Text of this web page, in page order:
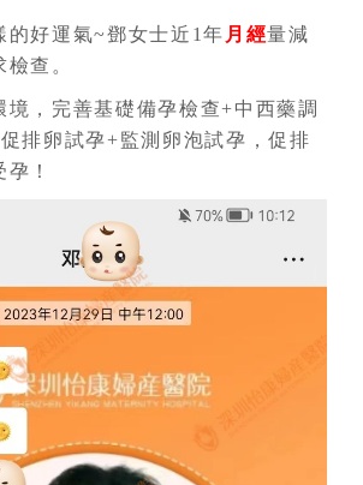
的好運氣~鄧女士近1年 月經量減
查。
境，完善基礎備孕檢查+中西藥調
排卵試孕+監測卵泡試孕，促排
！